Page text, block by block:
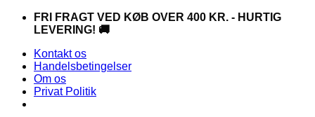
FortsætFRI FRAGT VED KØB OVER 400 KR. - HURTIG
LEVERING! 🚚
Kontakt os
Handelsbetingelser
Om os
Privat Politik